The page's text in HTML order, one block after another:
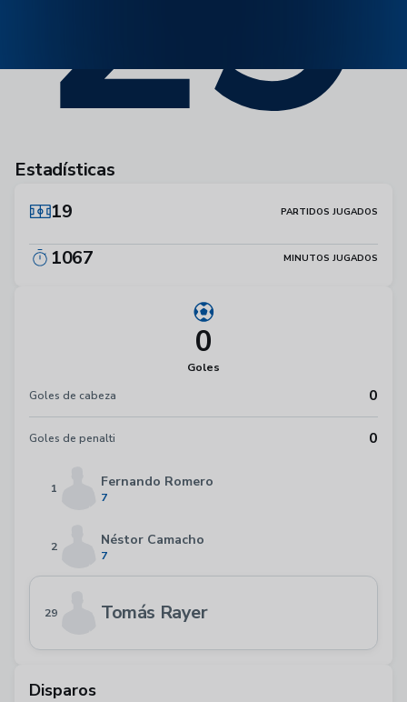
Estadísticas
19
PARTIDOS JUGADOS
1067 MINUTOS JUGADOS
0
Goles
Goles de cabeza
0
Goles de penalti 0
1 Fernando Romero
7
2 Néstor Camacho
7
29 Tomás Rayer
Disparos